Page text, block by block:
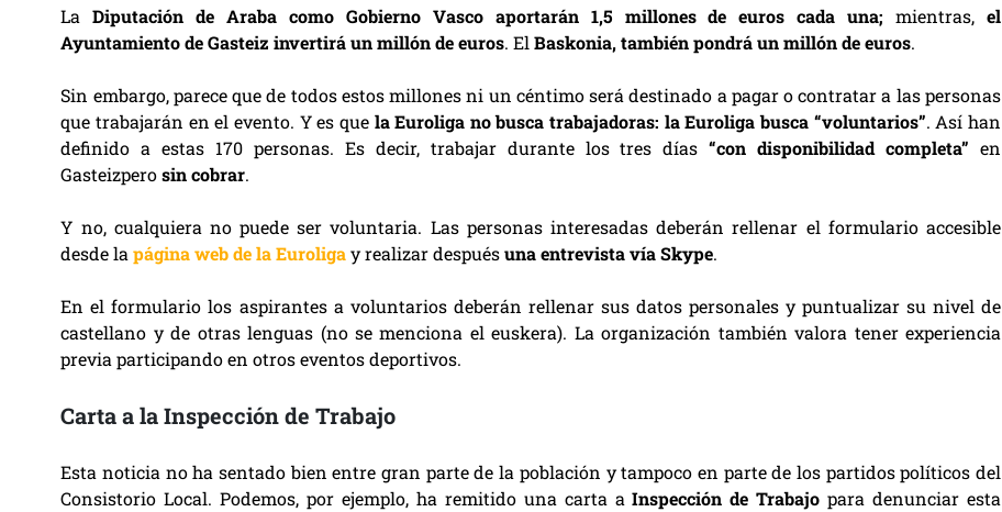
LaDiputación de Araba como Gobierno Vasco aportarán 1,5 millones de euros cada una; mientras, el
Ayuntamiento de Gasteiz invertirá un millón de euros. ElBaskonia, también pondrá un millón de euros.
Sin embargo, parece que de todos estos millones ni un céntimo será destinado a pagar o contratar a las personas
que trabajarán en el evento. Y es que la Euroliga no busca trabajadoras: la Euroliga busca “voluntarios”. Así han
definido a estas 170 personas. Es decir, trabajar durante los tres días “con disponibilidad completa” en
Gasteizperosin cobrar.
Y no, cualquiera no puede ser voluntaria. Las personas interesadas deberán rellenar el formulario accesible
desde la página web de la Euroligay realizar despuésuna entrevista vía Skype.
En el formulario los aspirantes a voluntarios deberán rellenar sus datos personales y puntualizar su nivel de
castellano y de otras lenguas (no se menciona el euskera). La organización también valora tener experiencia
previa participando en otros eventos deportivos.
Carta a la Inspección de Trabajo
Esta noticia no ha sentado bien entre gran parte de la población y tampoco en parte de los partidos políticos del
Consistorio Local. Podemos, por ejemplo, ha remitido una carta aInspección de Trabajo para denunciar esta